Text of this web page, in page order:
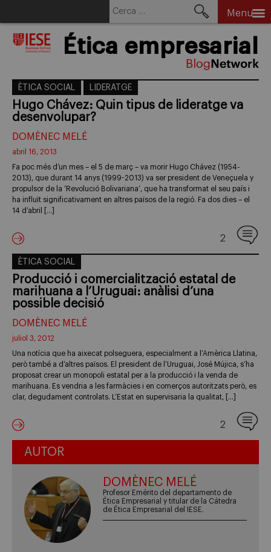
Menu
Ética empresarial
ÈTICA SOCIAL LIDERATGE
Hugo Chávez: Quin tipus de lideratge va
desenvolupar?
DOMÈNEC MELÉ
abril 16, 2013
Fa poc més d’un mes – el 5 de març – va morir Hugo Chávez (1954-
2013), que durant 14 anys (1999-2013) va ser president de Veneçuela y
propulsor de la ‘Revolució Bolivariana’, que ha transformat el seu país i
ha influït significativament en altres països de la regió. Fa dos dies – el
14 d’abril […]
2
ÈTICA SOCIAL
Producció i comercialització estatal de
marihuana a l’Uruguai: anàlisi d’una
possible decisió
DOMÈNEC MELÉ
juliol 3, 2012
Una notícia que ha aixecat polseguera, especialment a l’Amèrica Llatina,
però també a d’altres països. El president de l’Uruguai, José Mújica, s’ha
proposat crear un monopoli estatal per a la producció i la venda de
marihuana. Es vendria a les farmàcies i en comerços autoritzats però, es
clar, degudament controlats. L’Estat en supervisaria la qualitat, […]
2
AUTOR
DOMÈNEC MELÉ
Profesor Emérito del departamento de
Ética Empresarial y titular de la Cátedra
de Ética Empresarial del IESE.